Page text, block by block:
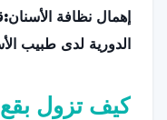
إهمال نظافة الأسنان:
الدورية لدى طبيب
كيف تزول بقع